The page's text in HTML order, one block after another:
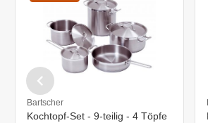
Bartscher
Kochtopf-Set - 9-teilig - 4 Töpfe